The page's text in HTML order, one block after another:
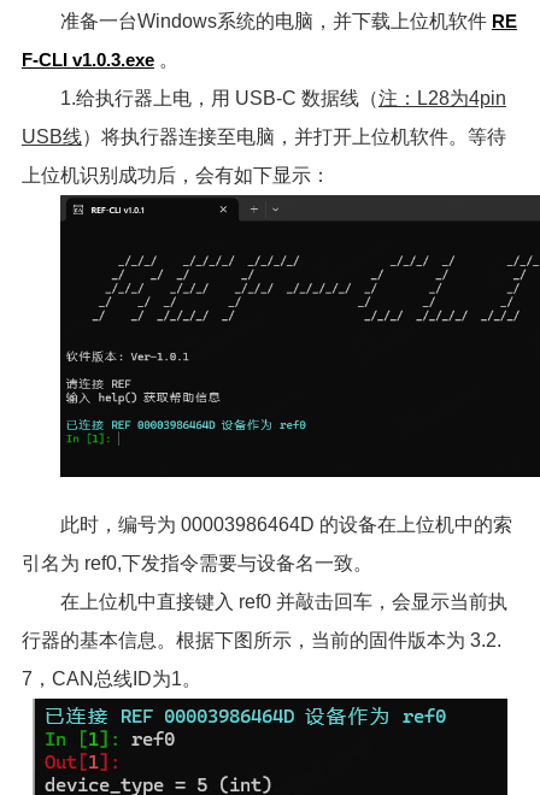
准备一台Windows系统的电脑，并下载上位机软件 RE
F-CLI v1.0.3.exe。
1.给执行器上电，用 USB-C 数据线（注：L28为4pin
USB线）将执行器连接至电脑，并打开上位机软件。等待
上位机识别成功后，会有如下显示：
此时，编号为 00003986464D 的设备在上位机中的索
引名为 ref0,下发指令需要与设备名一致。
在上位机中直接键入 ref0 并敲击回车，会显示当前执
行器的基本信息。根据下图所示，当前的固件版本为 3.2.
7，CAN总线ID为1。